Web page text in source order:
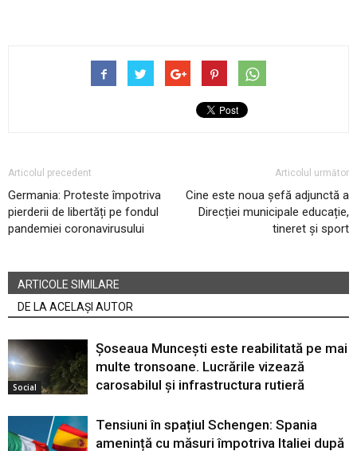
Articolul precedent
Germania: Proteste împotriva
pierderii de libertăți pe fondul
pandemiei coronavirusului
Articolul următor
Cine este noua șefă adjunctă a
Direcției municipale educație,
tineret și sport
ARTICOLE SIMILARE
DE LA ACELAȘI AUTOR
Social
Șoseaua Muncești este reabilitată pe mai
multe tronsoane. Lucrările vizează
carosabilul și infrastructura rutieră
Tensiuni în spațiul Schengen: Spania
amenință cu măsuri împotriva Italiei după